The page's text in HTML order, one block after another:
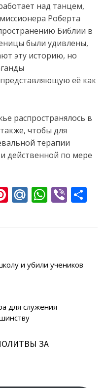
над танцем,
миссионера Роберта
Библии в
были удивлены,
эту историю, но
её как
распространялось в
чтобы для
терапии
действенной по мере
Pi
st
M
u
W
A
p
Vi
и убили учеников
для служения
ЗА